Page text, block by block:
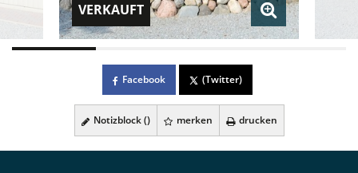
VERKAUFT
Facebook (Twitter)
Notizblock () merken drucken